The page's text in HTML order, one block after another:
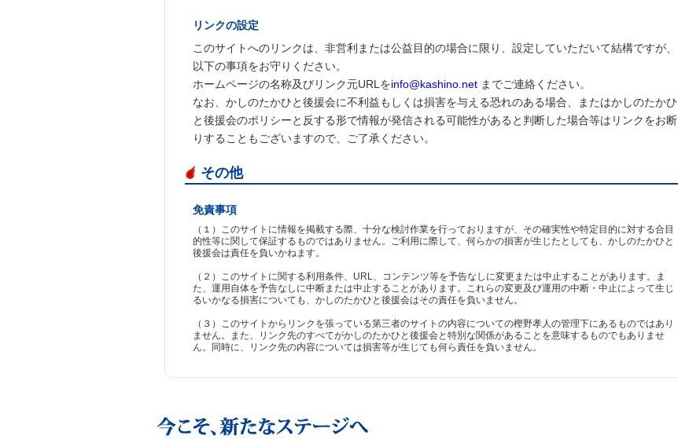
リンクの設定
このサイトへのリンクは、非営利または公益目的の場合に限り、設定していただいて結構ですが、
以下の事項をお守りください。
ホームページの名称及びリンク元URLをinfo@kashino.net までご連絡ください。
なお、かしのたかひと後援会に不利益もしくは損害を与える恐れのある場合、またはかしのたかひ
と後援会のポリシーと反する形で情報が発信される可能性があると判断した場合等はリンクをお断
りすることもございますので、ご了承ください。
その他
免責事項
（１）このサイトに情報を掲載する際、十分な検討作業を行っておりますが、その確実性や特定目的に対する合目
的性等に関して保証するものではありません。ご利用に際して、何らかの損害が生じたとしても、かしのたかひと
後援会は責任を負いかねます。
（２）このサイトに関する利用条件、URL、コンテンツ等を予告なしに変更または中止することがあります。ま
た、運用自体を予告なしに中断または中止することがあります。これらの変更及び運用の中断・中止によって生じ
るいかなる損害についても、かしのたかひと後援会はその責任を負いません。
（３）このサイトからリンクを張っている第三者のサイトの内容についての樫野孝人の管理下にあるものではあり
ません。また、リンク先のすべてがかしのたかひと後援会と特別な関係があることを意味するものでもありませ
ん。同時に、リンク先の内容については損害等が生じても何ら責任を負いません。